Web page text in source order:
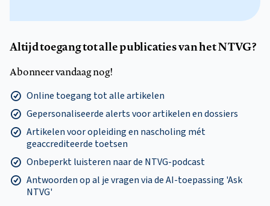
Altijd toegang tot alle publicaties van het NTVG?
Abonneer vandaag nog!
Online toegang tot alle artikelen
Gepersonaliseerde alerts voor artikelen en dossiers
Artikelen voor opleiding en nascholing mét
geaccrediteerde toetsen
Onbeperkt luisteren naar de NTVG-podcast
Antwoorden op al je vragen via de AI-toepassing 'Ask
NTVG'